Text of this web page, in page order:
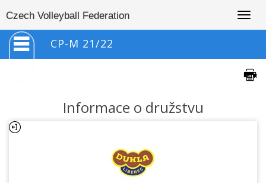
Czech Volleyball Federation
CP-M 21/22
Informace o družstvu